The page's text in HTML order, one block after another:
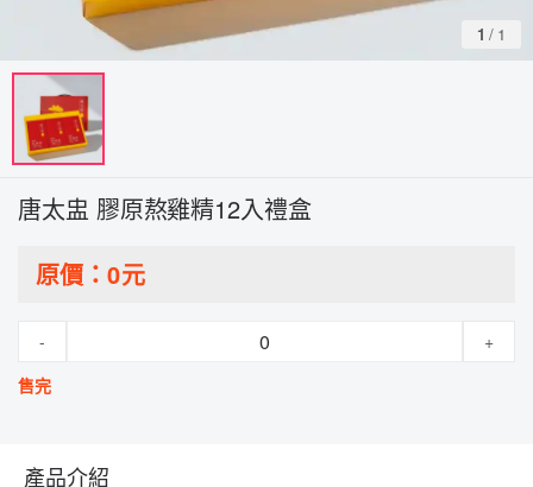
1 / 1
唐太盅 膠原熬雞精12入禮盒
原價：0元
-
+
售完
產品介紹